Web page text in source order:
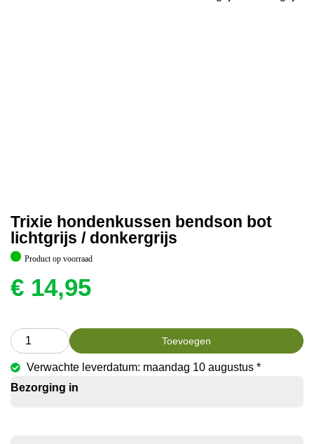
Trixie hondenkussen bendson bot
lichtgrijs / donkergrijs
Product op voorraad
€ 14,95
Toevoegen
Verwachte leverdatum: maandag 10 augustus *
Bezorging in